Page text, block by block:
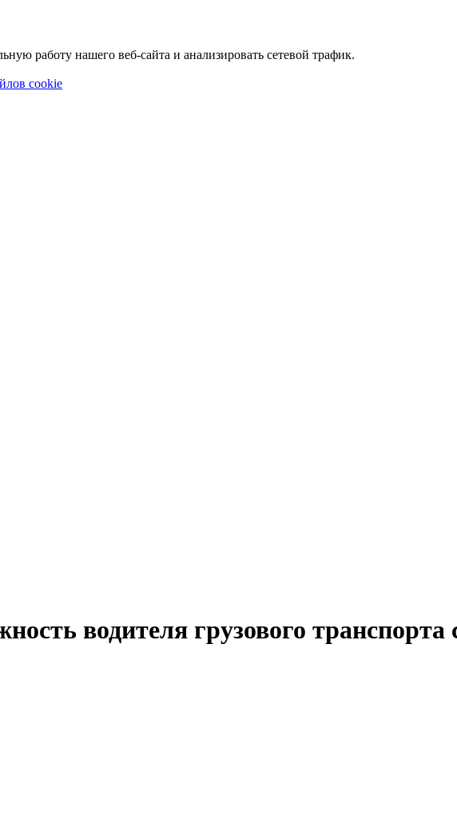
работу нашего веб-сайта и анализировать сетевой трафик.
cookie
водителя грузового